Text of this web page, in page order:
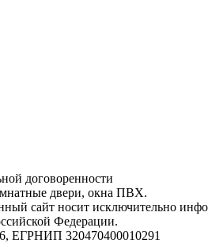
договоренности
двери, окна ПВХ.
сайт носит исключительно
Федерации.
ЕГРНИП 320470400010291